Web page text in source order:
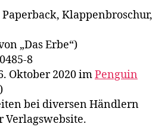
Klappenbroschur,
„Das Erbe“)
8
Oktober 2020 imPenguin
bei diversen Händlern
Verlagswebsite.